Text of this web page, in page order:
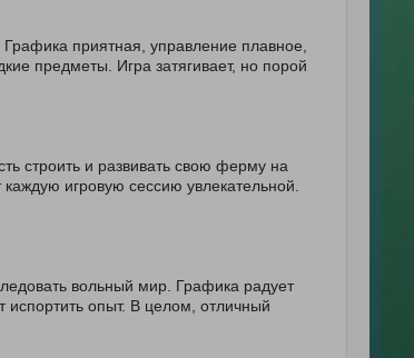
приятная, управление плавное,
предметы. Игра затягивает, но порой
строить и развивать свою ферму на
игровую сессию увлекательной.
вольный мир. Графика радует
испортить опыт. В целом, отличный